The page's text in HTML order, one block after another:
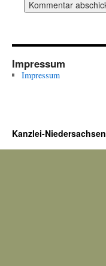
Impressum
Impressum
Kanzlei-Niedersachsen